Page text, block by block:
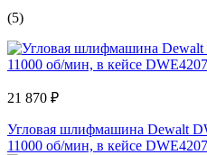
(5)
21 870 ₽
Угловая шлифмашина Dewalt
11000 об/мин, в кейсе